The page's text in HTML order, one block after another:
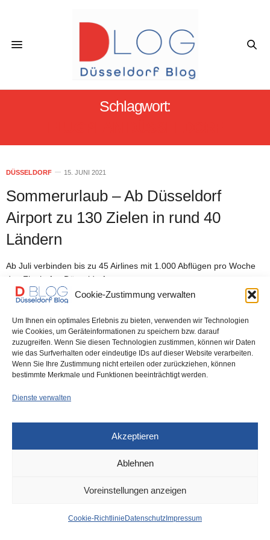
Cookie-Zustimmung verwalten
Um Ihnen ein optimales Erlebnis zu bieten, verwenden wir Technologien
wie Cookies, um Geräteinformationen zu speichern bzw. darauf
zuzugreifen. Wenn Sie diesen Technologien zustimmen, können wir Daten
wie das Surfverhalten oder eindeutige IDs auf dieser Website verarbeiten.
Wenn Sie Ihre Zustimmung nicht erteilen oder zurückziehen, können
bestimmte Merkmale und Funktionen beeinträchtigt werden.
Dienste verwalten
Akzeptieren
Ablehnen
Voreinstellungen anzeigen
Cookie-Richtlinie Datenschutz Impressum
Schlagwort:
DÜSSELDORF 15. JUNI 2021
Sommerurlaub – Ab Düsseldorf
Airport zu 130 Zielen in rund 40
Ländern
Ab Juli verbinden bis zu 45 Airlines mit 1.000 Abflügen pro Woche
den Flughafen Düsseldorf…
IMPRESSUM DATENSCHUTZ COOKIE-RICHTLINIE (EU)